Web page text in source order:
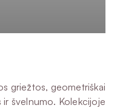
griežtos, geometriškai
ir švelnumo. Kolekcijoje